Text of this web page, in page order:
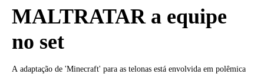
MALTRATAR a equipe
no set
A adaptação de 'Minecraft' para as telonas está envolvida em polêmica